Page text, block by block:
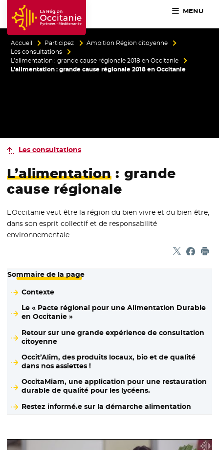
Accueil Région Occitanie / Pyrénées-Méditerranée
MENU
Accueil Participez
Ambition Région citoyenne
Les consultations
L’alimentation : grande cause régionale 2018 en Occitanie
L’alimentation : grande cause régionale 2018 en Occitanie
Les consultations
L’alimentation: grande
cause régionale
L’Occitanie veut être la région du bien vivre et du bien-être,
dans son esprit collectif et de responsabilité
environnementale.
Partager
- Nouvelle
-
Sommaire de la page
Contexte
Le « Pacte régional pour une Alimentation Durable
en Occitanie »
Retour sur une grande expérience de consultation
citoyenne
Occit’Alim, des produits locaux, bio et de qualité
dans nos assiettes !
OccitaMiam, une application pour une restauration
durable de qualité pour les lycéens.
Restez informé.e sur la démarche alimentation